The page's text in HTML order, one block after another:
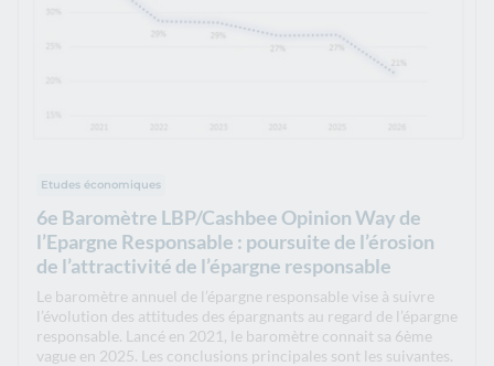
Etudes économiques
6e Baromètre LBP/Cashbee Opinion Way de
l’Epargne Responsable : poursuite de l’érosion
de l’attractivité de l’épargne responsable
Le baromètre annuel de l’épargne responsable vise à suivre
l’évolution des attitudes des épargnants au regard de l’épargne
responsable. Lancé en 2021, le baromètre connait sa 6ème
vague en 2025. Les conclusions principales sont les suivantes.